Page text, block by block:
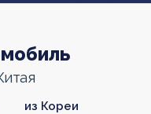
из Кореи